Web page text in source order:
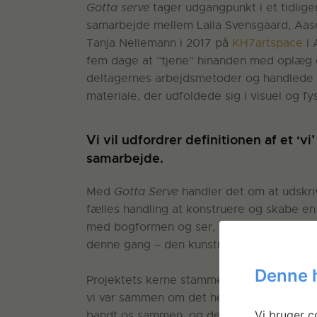
Gotta serve tager udgangpunkt i et
samarbejde mellem Laila Svensgaard,
Tanja Nellemann i 2017 på KH7artspace i
fem dage at ”tjene” hinanden med
deltagernes arbejdsmetoder og
materiale, der udfoldede sig i visuel og
Vi vil udfordrer definitionen af et
samarbejde.
Med Gotta Serve handler det om at
fælles handling at konstruere og skabe
med bogformen og ser, hvor det kan tage
denne gang – den kunstneriske proces i
Projektets kerne stammer fra det
vi var sammen om det hele – boede,
Denne